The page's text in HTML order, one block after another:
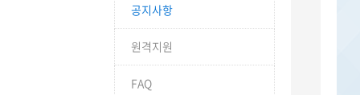
공지사항
원격지원
FAQ